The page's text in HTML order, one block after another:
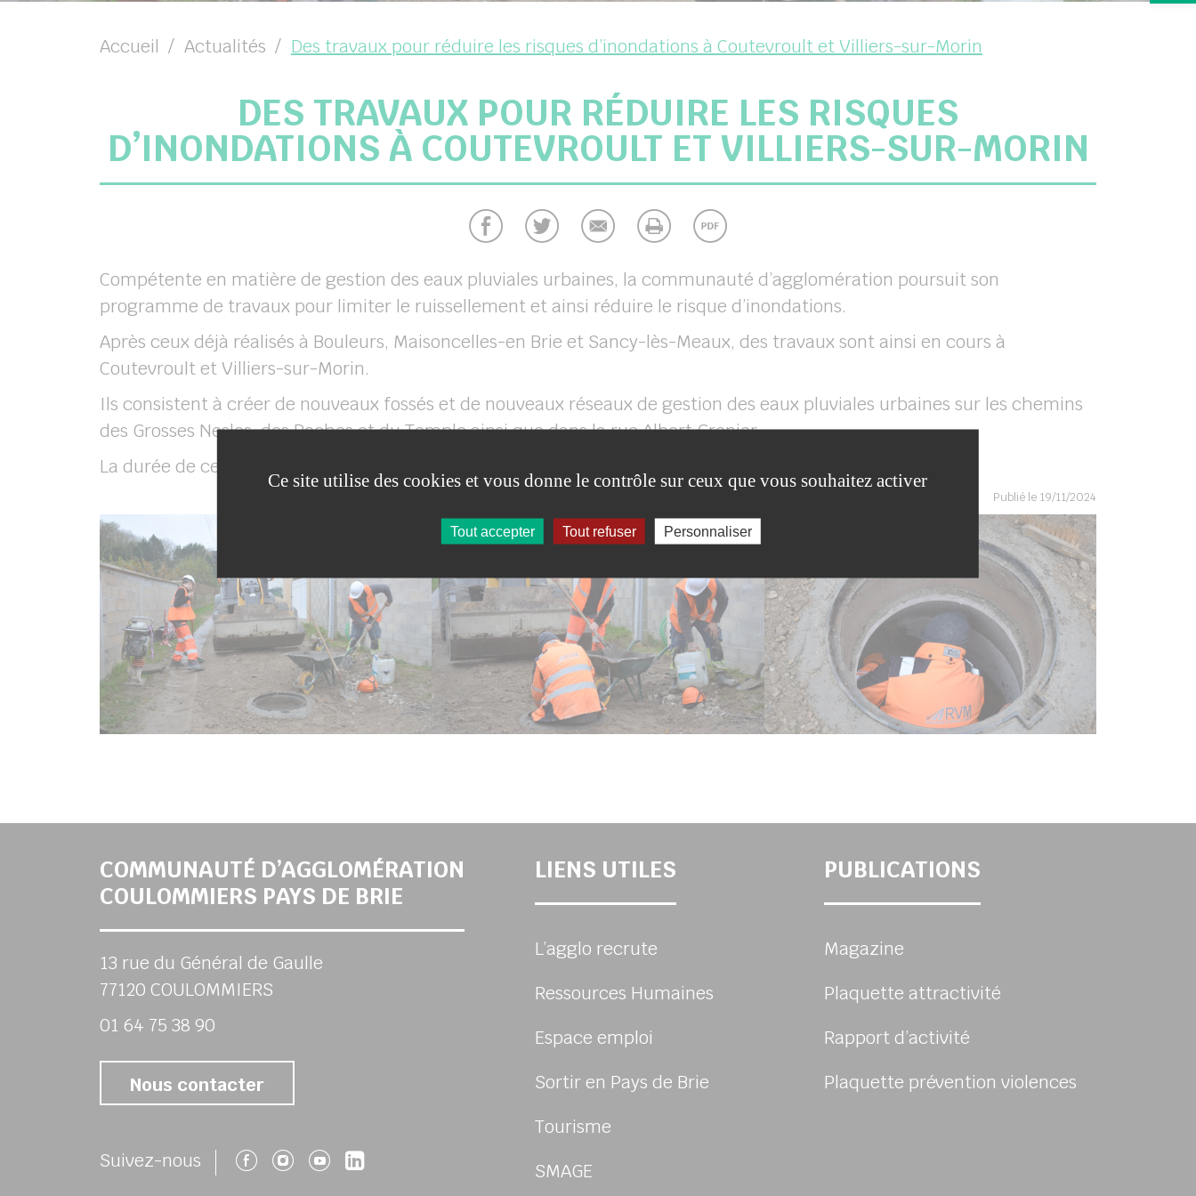
Accueil Actualités Des travaux pour réduire les risques d’inondations à Coutevroult et Villiers-sur-Morin
DES TRAVAUX POUR RÉDUIRE LES RISQUES
D’INONDATIONS À COUTEVROULT ET VILLIERS-SUR-MORIN
Compétente en matière de gestion des eaux pluviales urbaines, la communauté d’agglomération poursuit son
programme de travaux pour limiter le ruissellement et ainsi réduire le risque d’inondations.
Après ceux déjà réalisés à Bouleurs, Maisoncelles-en Brie et Sancy-lès-Meaux, des travaux sont ainsi en cours à
Coutevroult et Villiers-sur-Morin.
Ils consistent à créer de nouveaux fossés et de nouveaux réseaux de gestion des eaux pluviales urbaines sur les chemins
des Grosses Nesles, des Roches et du Temple ainsi que dans la rue Albert Grenier.
La durée de ces travaux est estimée à un mois pour un montant de 350 000 €.
Publié le 19/11/2024
COMMUNAUTÉ D’AGGLOMÉRATION
COULOMMIERS PAYS DE BRIE
13 rue du Général de Gaulle
77120 COULOMMIERS
01 64 75 38 90
Nous contacter
Suivez-nous Suivez-nous sur Facebook
Suivez-nous sur Instagram
Suivez-nous sur Youtube
Suivez-nous sur Linkedin
LIENS UTILES
L’agglo recrute
Ressources Humaines
Espace emploi
Sortir en Pays de Brie
Tourisme
SMAGE
PUBLICATIONS
Magazine
Plaquette attractivité
Rapport d’activité
Plaquette prévention violences
Ce site utilise des cookies et vous donne le contrôle sur ceux que vous souhaitez activer
Tout accepter Tout refuser Personnaliser